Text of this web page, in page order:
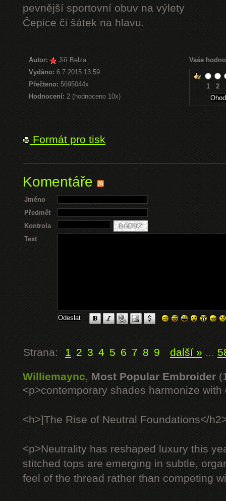
pevnější sportovní obuv na výlety
Čepice či šátek na hlavu.
Autor:
Jiří Belza
Vydáno: 6.7.2015 13:59
Přečteno: 5695044x
Hodnocení: 2 (hodnoceno 10x)
Vaše
1 2
Formát pro tisk
Komentáře
Jméno
Předmět
Kontrola
Text
Strana: 1 2 3 4 5 6 7 8 9 další » ...
Williemaync, Most Popular Embroider
<p>contemporary shades harmonize
<h>]The Rise of Neutral Foundations</
<p>Neutrality has reshaped luxury this
stitched tops are emerging in subtle,
feel of the thread rather than competing